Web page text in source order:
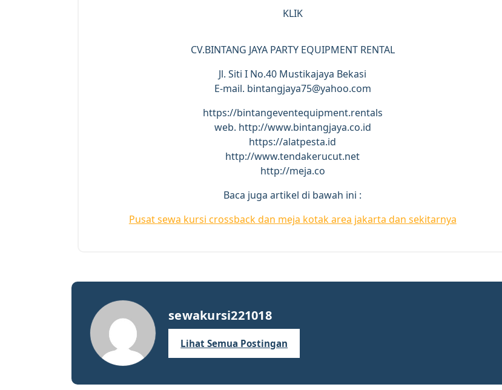
KLIK
CV.BINTANG JAYA PARTY EQUIPMENT RENTAL
Jl. Siti I No.40 Mustikajaya Bekasi
E-mail. bintangjaya75@yahoo.com
https://bintangeventequipment.rentals
web. http://www.bintangjaya.co.id
https://alatpesta.id
http://www.tendakerucut.net
http://meja.co
Baca juga artikel di bawah ini :
Pusatsewa kursi crossbackdan meja kotak area jakarta dan sekitarnya
sewakursi221018
Lihat Semua Postingan